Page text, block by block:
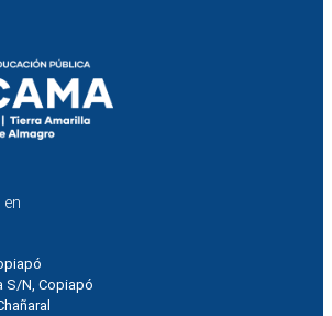
S/N, Copiapó